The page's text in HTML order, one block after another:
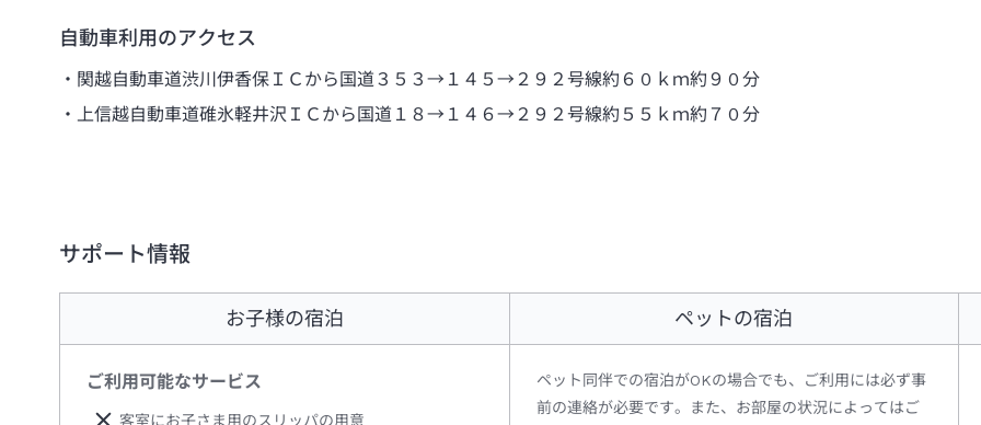
自動車利用のアクセス
関越自動車道渋川伊香保ＩＣから国道３５３→１４５→２９２号線約６０ｋｍ約９０分
上信越自動車道碓氷軽井沢ＩＣから国道１８→１４６→２９２号線約５５ｋｍ約７０分
サポート情報
お子様の宿泊
ご利用可能なサービス
客室にお子さま用のスリッパの用意
ペットの宿泊
ペット同伴での宿泊がOKの場合でも、ご利用には必ず事
前の連絡が必要です。また、お部屋の状況によってはご